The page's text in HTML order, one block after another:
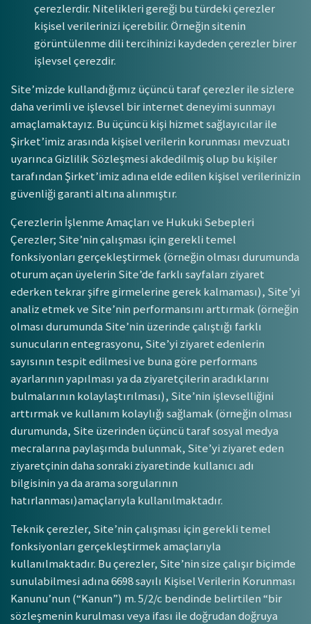
çerezlerdir. Nitelikleri gereği bu türdeki çerezler
kişisel verilerinizi içerebilir. Örneğin sitenin
görüntülenme dili tercihinizi kaydeden çerezler birer
işlevsel çerezdir.
Site’mizde kullandığımız üçüncü taraf çerezler ile sizlere
daha verimli ve işlevsel bir internet deneyimi sunmayı
amaçlamaktayız. Bu üçüncü kişi hizmet sağlayıcılar ile
Şirket’imiz arasında kişisel verilerin korunması mevzuatı
uyarınca Gizlilik Sözleşmesi akdedilmiş olup bu kişiler
tarafından Şirket’imiz adına elde edilen kişisel verilerinizin
güvenliği garanti altına alınmıştır.
Çerezlerin İşlenme Amaçları ve Hukuki Sebepleri
Çerezler; Site’nin çalışması için gerekli temel
fonksiyonları gerçekleştirmek (örneğin olması durumunda
oturum açan üyelerin Site’de farklı sayfaları ziyaret
ederken tekrar şifre girmelerine gerek kalmaması), Site’yi
analiz etmek ve Site’nin performansını arttırmak (örneğin
olması durumunda Site’nin üzerinde çalıştığı farklı
sunucuların entegrasyonu, Site’yi ziyaret edenlerin
sayısının tespit edilmesi ve buna göre performans
ayarlarının yapılması ya da ziyaretçilerin aradıklarını
bulmalarının kolaylaştırılması), Site’nin işlevselliğini
arttırmak ve kullanım kolaylığı sağlamak (örneğin olması
durumunda, Site üzerinden üçüncü taraf sosyal medya
mecralarına paylaşımda bulunmak, Site’yi ziyaret eden
ziyaretçinin daha sonraki ziyaretinde kullanıcı adı
bilgisinin ya da arama sorgularının
hatırlanması)amaçlarıyla kullanılmaktadır.
Teknik çerezler, Site’nin çalışması için gerekli temel
fonksiyonları gerçekleştirmek amaçlarıyla
kullanılmaktadır. Bu çerezler, Site’nin size çalışır biçimde
sunulabilmesi adına 6698 sayılı Kişisel Verilerin Korunması
Kanunu’nun (“Kanun”) m. 5/2/c bendinde belirtilen “bir
sözleşmenin kurulması veya ifası ile doğrudan doğruya